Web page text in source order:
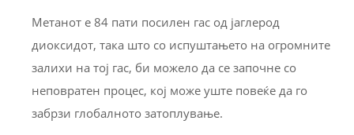
Метанот е 84 пати посилен гас од јаглерод
диоксидот, така што со испуштањето на огромните
залихи на тој гас, би можело да се започне со
неповратен процес, кој може уште повеќе да го
забрзи глобалното затоплување.